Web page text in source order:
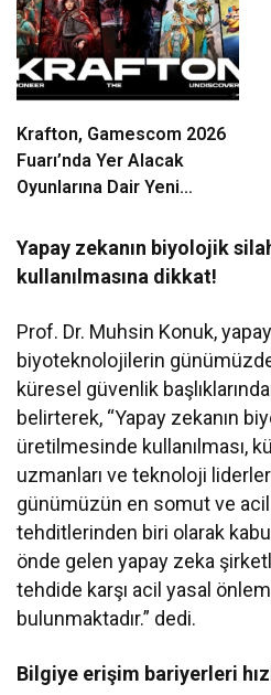
Krafton, Gamescom 2026
Fuarı’nda Yer Alacak
Oyunlarına Dair Yeni
Yapay zekanın biyolojik
kullanılmasına dikkat!
Prof. Dr. Muhsin Konuk,
biyoteknolojilerin
küresel güvenlik
belirterek, “Yapay zekanın
üretilmesinde kullanılması,
uzmanları ve teknoloji
günümüzün en somut ve
tehditlerinden biri olarak
önde gelen yapay zeka
tehdide karşı acil yasal
bulunmaktadır.” dedi.
Bilgiye erişim bariyerleri